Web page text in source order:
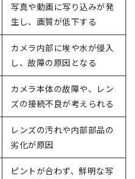
写真や動画に写り込みが発
生し、画質が低下する
カメラ内部に埃や水が侵入
し、故障の原因となる
カメラ本体の故障や、レン
ズの接続不良が考えられる
レンズの汚れや内部部品の
劣化が原因
ピントが合わず、鮮明な写